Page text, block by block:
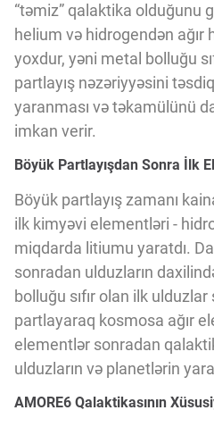
İSTIFADƏ ŞƏRTLƏRİ
MƏXFİLİK SİYASƏTİ
Vizyoner Baxışı
Innovasiya Bələdçisi
Gələcəyin Təhlili
Podkastlar
“təmiz” qalaktika olduğunu
helium və hidrogendən
yoxdur, yəni metal bolluğu
partlayış nəzəriyyəsini
yaranması və təkamülünü
imkan verir.
Böyük Partlayışdan Sonra İlk
Böyük partlayış zamanı
ilk kimyəvi elementləri -
miqdarda litiumu yaratdı.
sonradan ulduzların
bolluğu sıfır olan ilk
partlayaraq kosmosa ağır
elementlər sonradan
ulduzların və planetlərin
AMORE6 Qalaktikasının